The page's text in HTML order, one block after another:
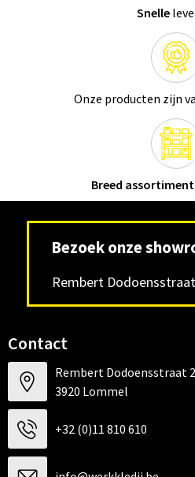
Snelle
Onze producten zijn
Breed assortiment
Bezoek onze
Rembert
Contact
Rembert Dodoensstraat
3920 Lommel
+32 (0)11 810 610